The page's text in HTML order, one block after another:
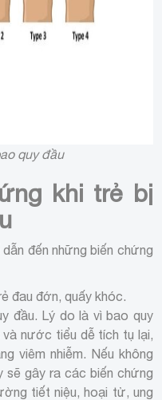
quy đầu
khi trẻ bị
đến những biến chứng
đau đớn, quấy khóc.
đầu. Lý do là vì bao quy
nước tiểu dễ tích tụ lại,
viêm nhiễm. Nếu không
sẽ gây ra các biến chứng
tiết niệu, hoại tử, ung